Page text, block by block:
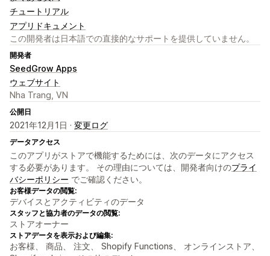
チュートリアル
アプリドキュメント
この開発者は日本語での直接的なサポートを提供していません。
開発者
SeedGrow Apps
ウェブサイト
Nha Trang, VN
公開日
2021年12月1日 · 変更ログ
データアクセス
このアプリがストアで機能するためには、次のデータにアクセス
する必要があります。 その理由については、開発者向けのプライ
バシーポリシー でご確認ください。
お客様データの閲覧:
デバイスとアクティビティのデータ
スタッフと協力者のデータの閲覧:
ストアオーナー
ストアデータを表示および編集:
お客様、 商品、 注文、 Shopify Functions、 オンラインストア、